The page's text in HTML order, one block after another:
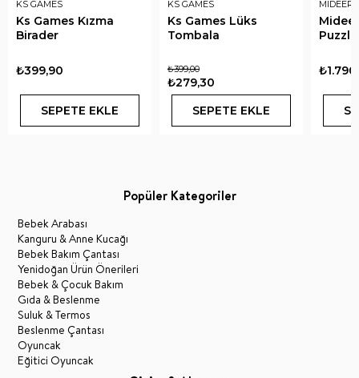
KS GAMES
Ks Games Kızma
Birader
₺399,90
SEPETE EKLE
KS GAMES
Ks Games Lüks
Tombala
₺279,30
₺399,00
SEPETE EKLE
MIDEER
Popüler Kategoriler
Bebek Arabası
Kanguru & Anne Kucağı
Bebek Bakım Çantası
Yenidoğan Ürün Önerileri
Bebek & Çocuk Bakım
Gıda & Beslenme
Suluk & Termos
Beslenme Çantası
Oyuncak
Eğitici Oyuncak